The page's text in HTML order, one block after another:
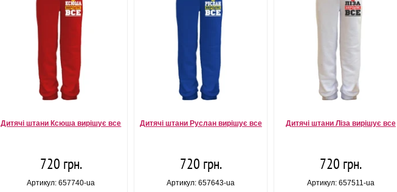
Дитячі штани Ксюша вирішує все
720 грн.
Артикул: 657740-ua
Дитячі штани Руслан вирішує все
720 грн.
Артикул: 657643-ua
Дитячі штани Ліза вирішує все
720 грн.
Артикул: 657511-ua